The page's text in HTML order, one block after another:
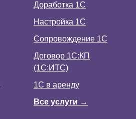
Доработка 1С
Настройка 1С
Сопровождение 1С
Договор 1С:КП
(1С:ИТС)
1С в аренду
Все услуги →